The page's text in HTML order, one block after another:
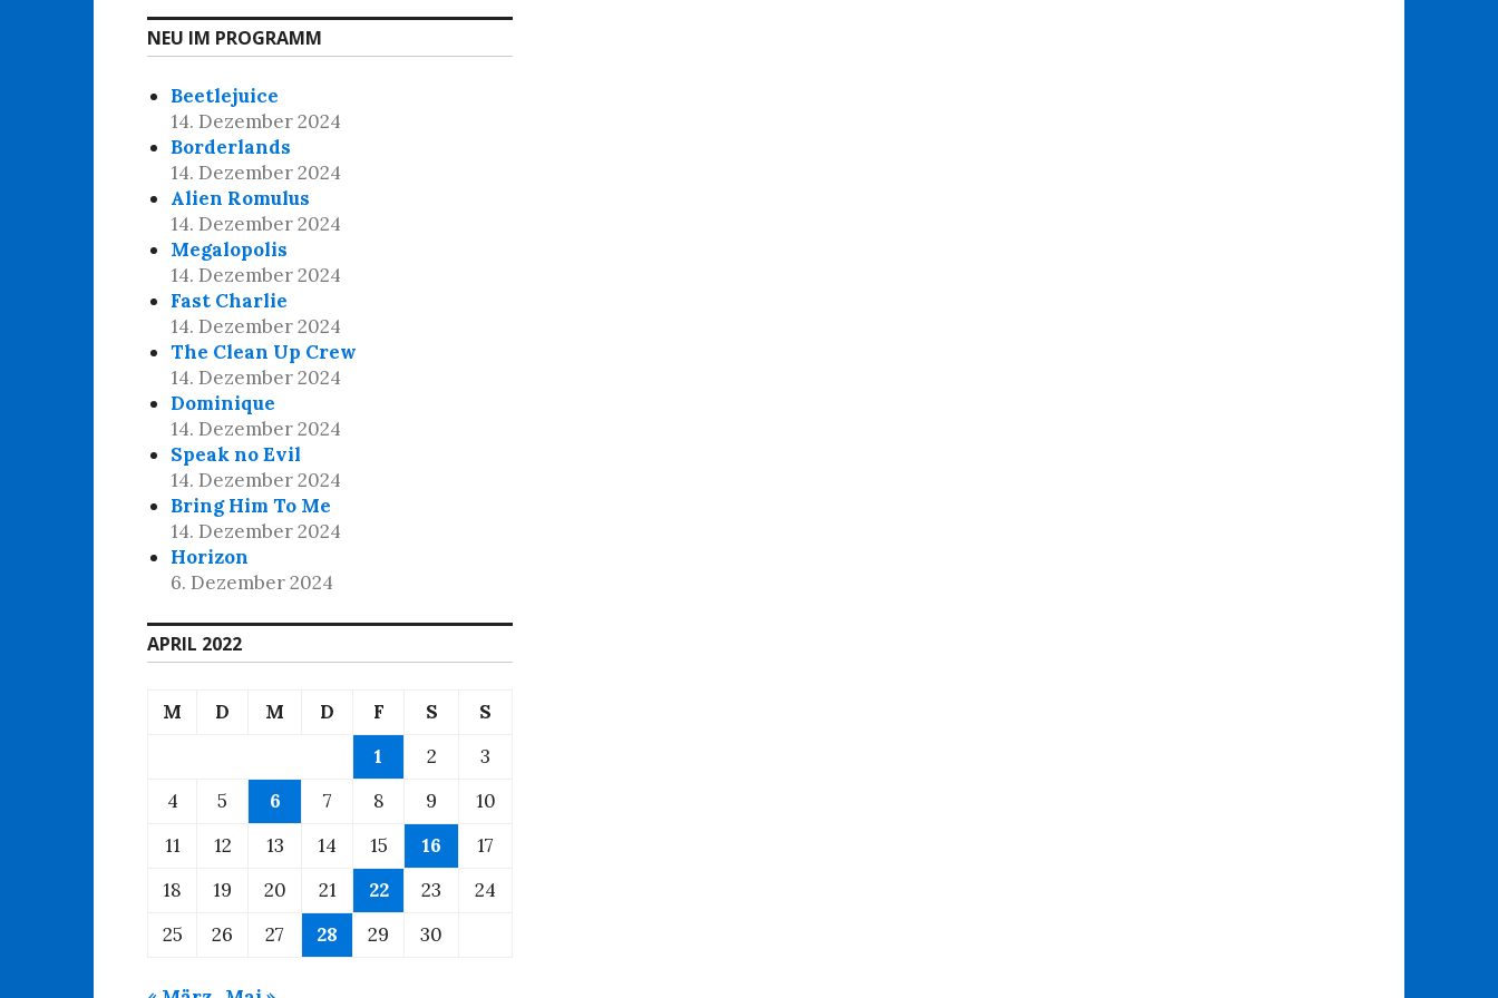
NEU IM PROGRAMM
Beetlejuice
14. Dezember 2024
Borderlands
14. Dezember 2024
Alien Romulus
14. Dezember 2024
Megalopolis
14. Dezember 2024
Fast Charlie
14. Dezember 2024
The Clean Up Crew
14. Dezember 2024
Dominique
14. Dezember 2024
Speak no Evil
14. Dezember 2024
Bring Him To Me
14. Dezember 2024
Horizon
6. Dezember 2024
APRIL 2022
M D M D F S
S
1
2
3
4
5 6 7 8 9
10
11
12 13 14 15 16
17
18
19 20 21 22 23
24
25
26 27 28 29 30